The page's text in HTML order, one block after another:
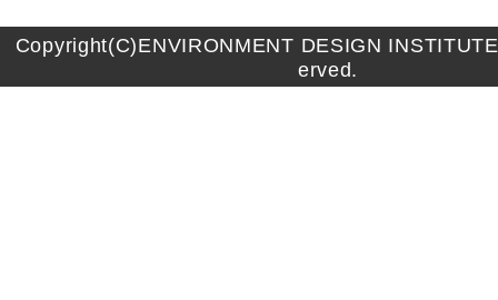
Copyright(C)ENVIRONMENT DESIGN
erved.